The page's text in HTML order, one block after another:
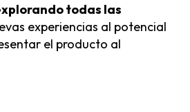
todas las
experiencias al potencial
el producto al